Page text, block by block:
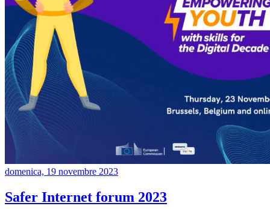
domenica, 19 novembre 2023
Safer Internet forum 2023